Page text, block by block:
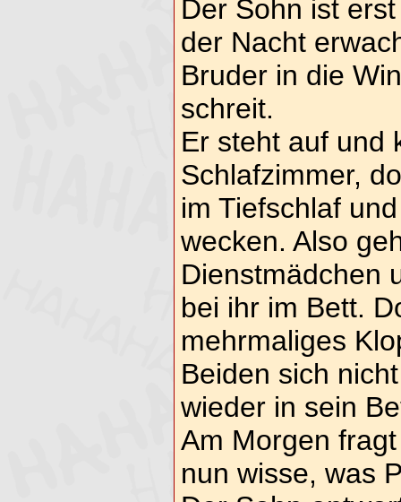
Der Sohn ist
der Nacht
Bruder in die
schreit.
Er steht auf und
Schlafzimmer,
im Tiefschlaf
wecken. Also
Dienstmädchen
bei ihr im Bett.
mehrmaliges
Beiden sich
wieder in sein
Am Morgen
nun wisse, was